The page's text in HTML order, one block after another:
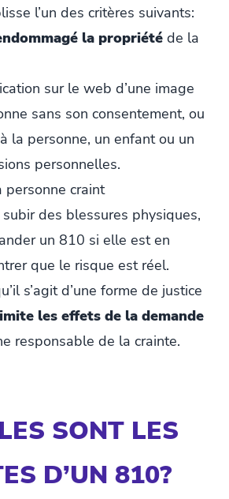
l’un des critères suivants:
la propriété de la
sur le web d’une image
sans son consentement, ou
la personne, un enfant ou un
personnelles.
personne craint
des blessures physiques,
un 810 si elle est en
que le risque est réel.
s’agit d’une forme de justice
les effets de la demande
responsable de la crainte.
SONT LES
D’UN 810?